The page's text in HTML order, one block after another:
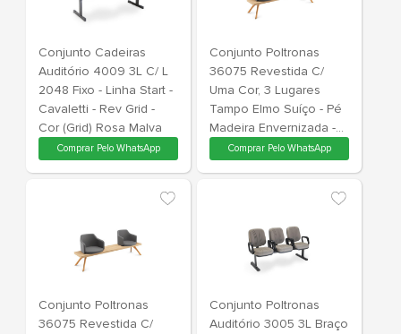
Cavaletti - Rev Vinil -
Comprar Pelo WhatsApp
Cavaletti - Rev Couro
Ecologico -
(Cec)Preto
Conjunto Cadeiras
Conjunto